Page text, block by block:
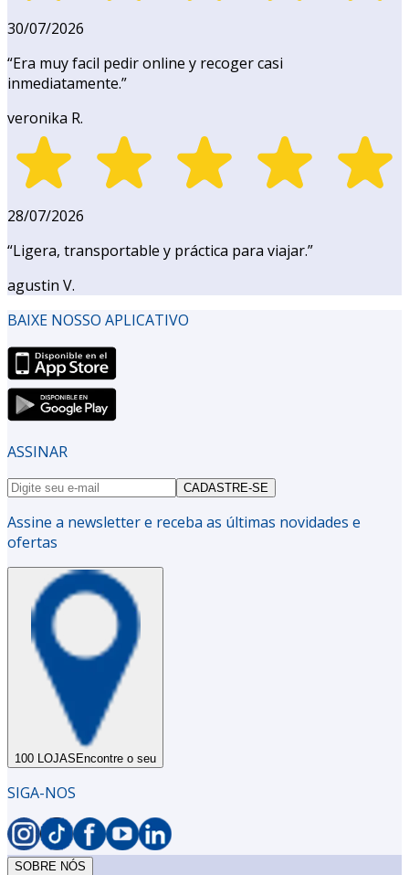
30/07/2026
“Era muy facil pedir online y recoger casi
inmediatamente.”
veronika R.
28/07/2026
“Ligera, transportable y práctica para viajar.”
agustin V.
BAIXE NOSSO APLICATIVO
ASSINAR
CADASTRE-SE
Assine a newsletter e receba as últimas novidades e
ofertas
100 LOJAS Encontre o seu
SIGA-NOS
SOBRE NÓS